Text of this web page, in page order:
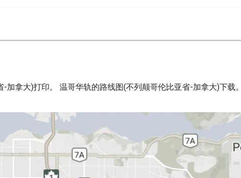
拿大)打印。 温哥华轨的路线图(不列颠哥伦比亚省-加拿大)下载。